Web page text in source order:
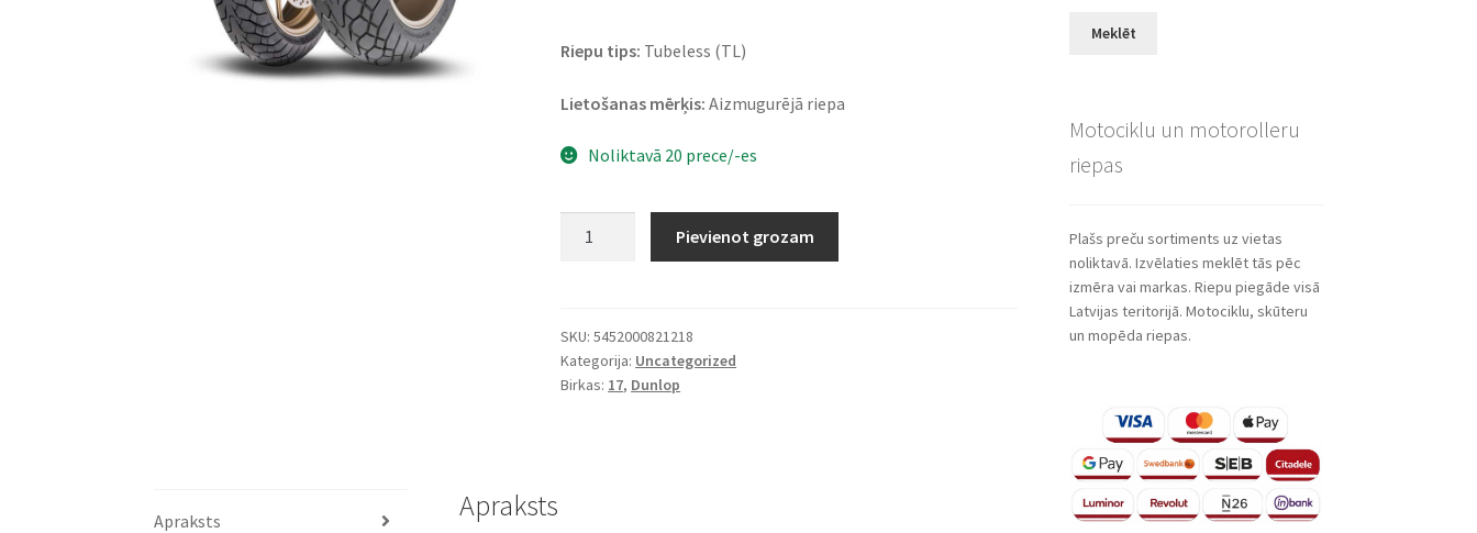
Riepu tips: Tubeless (TL)
Lietošanas mērķis: Aizmugurējā riepa
Noliktavā 20 prece/-es
ZR
17
72W
Pievienot grozam
SKU:5452000821218
Kategorija: Uncategorized
Birkas: 17, Dunlop
Apraksts Apraksts
Meklēt
Motociklu un motorolleru
riepas
Plašs preču sortiments uz vietas
noliktavā. Izvēlaties meklēt tās pēc
izmēra vai markas. Riepu piegāde visā
Latvijas teritorijā. Motociklu, skūteru
un mopēda riepas.